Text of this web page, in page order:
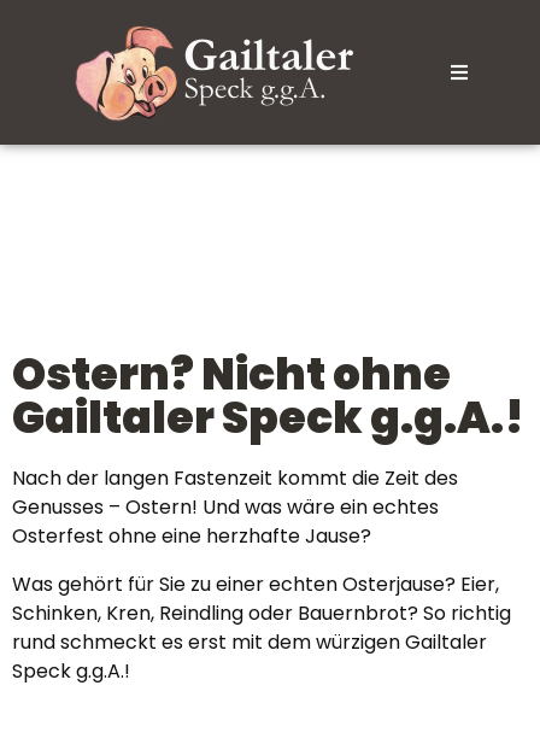
Ostern? Nicht ohne
Gailtaler Speck g.g.A.!
Nach der langen Fastenzeit kommt die Zeit des
Genusses – Ostern! Und was wäre ein echtes
Osterfest ohne eine herzhafte Jause?
Was gehört für Sie zu einer echten Osterjause? Eier,
Schinken, Kren, Reindling oder Bauernbrot? So richtig
rund schmeckt es erst mit dem würzigen Gailtaler
Speck g.g.A.!